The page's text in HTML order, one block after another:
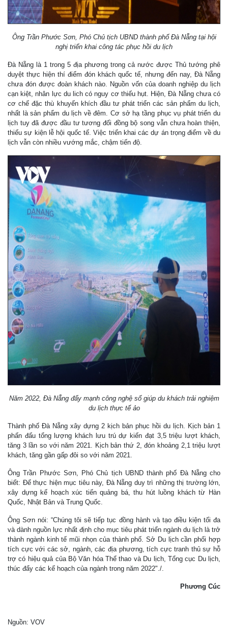
Ông Trần Phước Sơn, Phó Chủ tịch UBND thành phố Đà Nẵng tại hội
nghị triển khai công tác phục hồi du lịch
Đà Nẵng là 1 trong 5 địa phương trong cả nước được Thủ tướng phê
duyệt thực hiện thí điểm đón khách quốc tế, nhưng đến nay, Đà Nẵng
chưa đón được đoàn khách nào. Nguồn vốn của doanh nghiệp du lịch
cạn kiệt, nhân lực du lich có nguy cơ thiếu hụt. Hiện, Đà Nẵng chưa có
cơ chế đặc thù khuyến khích đầu tư phát triển các sản phẩm du lịch,
nhất là sản phẩm du lịch về đêm. Cơ sở hạ tầng phục vụ phát triển du
lịch tuy đã được đầu tư tương đối đồng bộ song vẫn chưa hoàn thiện,
thiếu sự kiện lễ hội quốc tế. Việc triển khai các dự án trọng điểm về du
lịch vẫn còn nhiều vướng mắc, chậm tiến độ.
Năm 2022, Đà Nẵng đẩy mạnh công nghệ số giúp du khách trải nghiệm
du lịch thực tế ảo
Thành phố Đà Nẵng xây dựng 2 kịch bản phục hồi du lịch. Kịch bản 1
phấn đấu tổng lượng khách lưu trú dự kiến đạt 3,5 triệu lượt khách,
tăng 3 lần so với năm 2021. Kịch bản thứ 2, đón khoảng 2,1 triệu lượt
khách, tăng gần gấp đôi so với năm 2021.
Ông Trần Phước Sơn, Phó Chủ tịch UBND thành phố Đà Nẵng cho
biết: Để thực hiện mục tiêu này, Đà Nẵng duy trì những thị trường lớn,
xây dựng kế hoạch xúc tiến quảng bá, thu hút luồng khách từ Hàn
Quốc, Nhật Bản và Trung Quốc.
Ông Sơn nói: “Chúng tôi sẽ tiếp tục đồng hành và tạo điều kiện tối đa
và dành nguồn lực nhất định cho mục tiêu phát triển ngành du lịch là trở
thành ngành kinh tế mũi nhọn của thành phố. Sở Du lịch cần phối hợp
tích cực với các sở, ngành, các địa phương, tích cực tranh thủ sự hỗ
trợ có hiệu quả của Bộ Văn hóa Thể thao và Du lịch, Tổng cục Du lịch,
thúc đẩy các kế hoạch của ngành trong năm 2022"./.
Phương Cúc
Nguồn: VOV